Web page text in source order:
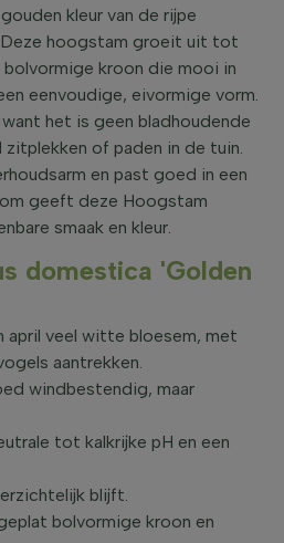
kleur van de rijpe
Deze hoogstam groeit uit tot
kroon die mooi in
eenvoudige, eivormige vorm.
het is geen bladhoudende
of paden in de tuin.
en past goed in een
geeft deze Hoogstam
smaak en kleur.
domestica 'Golden
april veel witte bloesem, met
aantrekken.
windbestendig, maar
tot kalkrijke pH en een
blijft.
bolvormige kroon en